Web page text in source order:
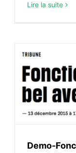
Lire la suite
Demo-